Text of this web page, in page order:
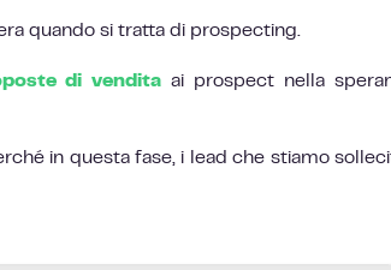
quando si tratta di prospecting.
di vendita ai prospect nella
in questa fase, i lead che stiamo